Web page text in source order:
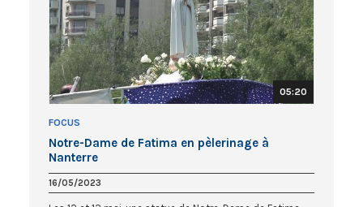
05:20
FOCUS
Notre-Dame de Fatima en pèlerinage à
Nanterre
16/05/2023